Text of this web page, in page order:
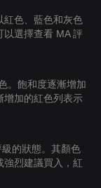
紅色、藍色和灰色
以選擇查看 MA 評
。飽和度逐漸增加
增加的紅色列表示
的狀態。其顏色
強烈建議買入，紅